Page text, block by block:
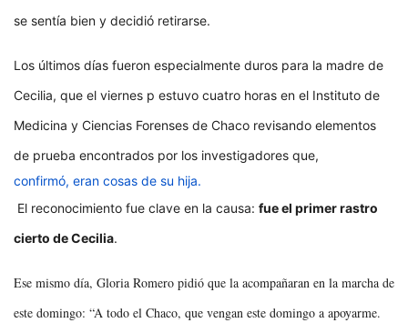
se sentía bien y decidió retirarse.
Los últimos días fueron especialmente duros para la madre de
Cecilia, que el viernes p estuvo cuatro horas en el Instituto de
Medicina y Ciencias Forenses de Chaco revisando elementos
de prueba encontrados por los investigadores que,
confirmó, eran cosas de su hija.
El reconocimiento fue clave en la causa: fue el primer rastro
cierto de Cecilia.
Ese mismo día, Gloria Romero pidió que la acompañaran en la marcha de
este domingo: “A todo el Chaco, que vengan este domingo a apoyarme.